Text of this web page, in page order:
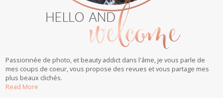
Passionnée de photo, et beauty addict dans l'âme, je vous parle de
mes coups de coeur, vous propose des revues et vous partage mes
plus beaux clichés.
Read More